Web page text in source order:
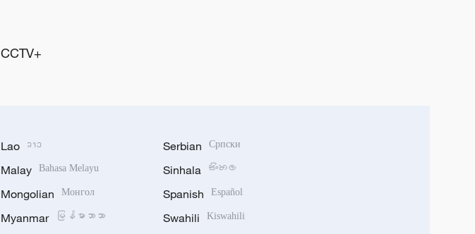
CCTV+
Lao ລາວ
Malay Bahasa Melayu
Mongolian Монгол
Myanmar မြန်မာဘာသာ
Serbian Српски
Sinhala සිංහල
Spanish Español
Swahili Kiswahili